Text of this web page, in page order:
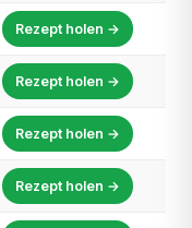
Rezept holen →
Rezept holen →
Rezept holen →
Rezept holen →